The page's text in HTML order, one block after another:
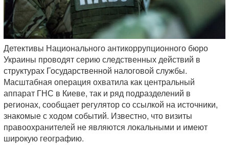
Детективы Национального антикоррупционного бюро
Украины проводят серию следственных действий в
структурах Государственной налоговой службы.
Масштабная операция охватила как центральный
аппарат ГНС в Киеве, так и ряд подразделений в
регионах, сообщает регулятор со ссылкой на источники,
знакомые с ходом событий. Известно, что визиты
правоохранителей не являются локальными и имеют
широкую географию.